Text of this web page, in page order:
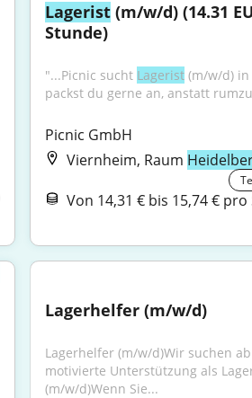
Lagerist (m/w/d) (14.31
Stunde)
"...Picnic sucht Lagerist (m/w/d) in
packst du gerne an, anstatt
Picnic GmbH
Viernheim, Raum
Von 14,31 € bis 15,74 €
Lagerhelfer (m/w/d)
Lagerhelfer (m/w/d)Wir suchen
motivierte Unterstützung als
(m/w/d)Wenn Sie...